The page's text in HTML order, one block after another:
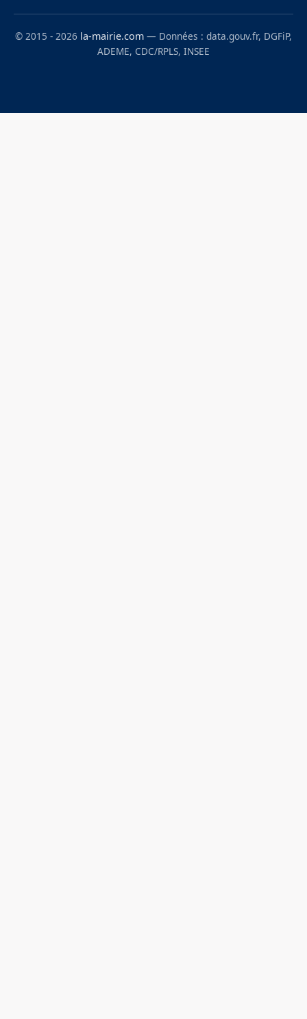
© 2015 - 2026 la-mairie.com — Données : data.gouv.fr, DGFiP,
ADEME, CDC/RPLS, INSEE